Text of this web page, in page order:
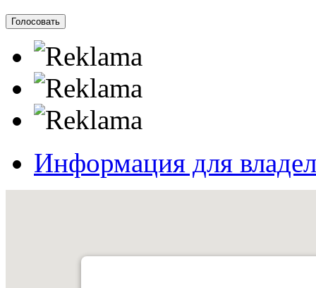
Информация для